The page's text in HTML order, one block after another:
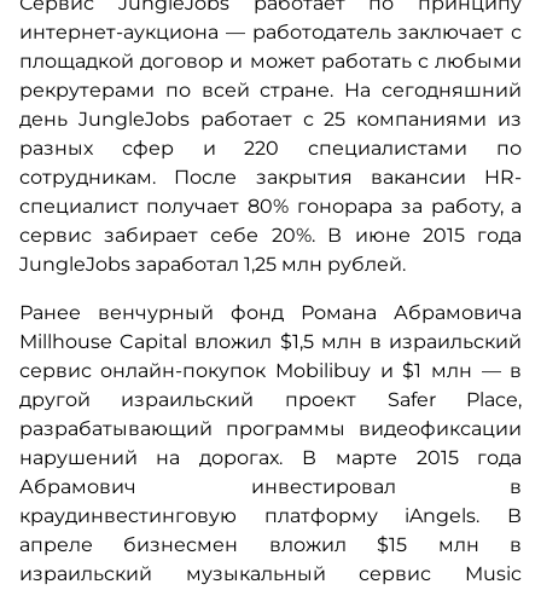
интернет-аукциона — работодатель заключает с
площадкой договор и может работать с любыми
рекрутерами по всей стране. На сегодняшний
день JungleJobs работает с 25 компаниями из
разных сфер и 220 специалистами по
сотрудникам. После закрытия вакансии HR-
специалист получает 80% гонорара за работу, а
сервис забирает себе 20%. В июне 2015 года
JungleJobs заработал 1,25 млн рублей.
Ранее венчурный фонд Романа Абрамовича
Millhouse Capital вложил $1,5 млн в израильский
сервис онлайн-покупок Mobilibuy и $1 млн — в
другой израильский проект Safer Place,
разрабатывающий программы видеофиксации
нарушений на дорогах. В марте 2015 года
Абрамович инвестировал в
краудинвестинговую платформу iAngels. В
апреле бизнесмен вложил $15 млн в
израильский музыкальный сервис Music